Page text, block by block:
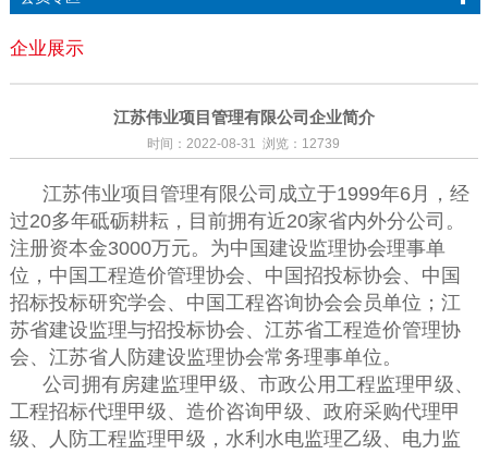
企业展示
江苏伟业项目管理有限公司企业简介
时间：2022-08-31 浏览：12739
江苏伟业项目管理有限公司成立于1999年6月，经
过20多年砥砺耕耘，目前拥有近20家省内外分公司。
注册资本金3000万元。为中国建设监理协会理事单
位，中国工程造价管理协会、中国招投标协会、中国
招标投标研究学会、中国工程咨询协会会员单位；江
苏省建设监理与招投标协会、江苏省工程造价管理协
会、江苏省人防建设监理协会常务理事单位。
公司拥有房建监理甲级、市政公用工程监理甲级、
工程招标代理甲级、造价咨询甲级、政府采购代理甲
级、人防工程监理甲级，水利水电监理乙级、电力监